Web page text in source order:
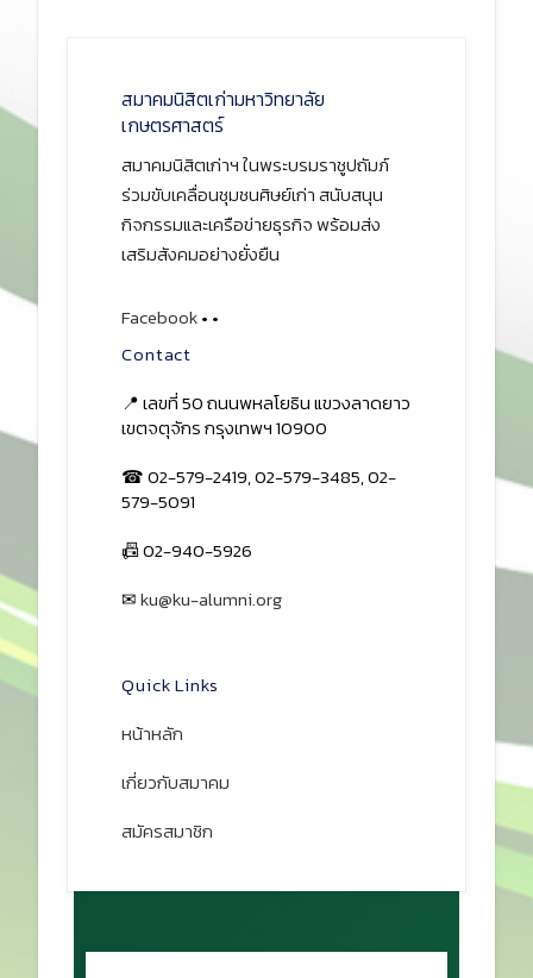
สมาคมนิสิตเก่ามหาวิทยาลัย
เกษตรศาสตร์
สมาคมนิสิตเก่าฯ ในพระบรมราชูปถัมภ์
ร่วมขับเคลื่อนชุมชนศิษย์เก่า สนับสนุน
กิจกรรมและเครือข่ายธุรกิจ พร้อมส่ง
เสริมสังคมอย่างยั่งยืน
Facebook• •
Contact
📍 เลขที่ 50 ถนนพหลโยธิน แขวงลาดยาว
เขตจตุจักร กรุงเทพฯ 10900
☎ 02-579-2419, 02-579-3485, 02-
579-5091
📠 02-940-5926
✉ku@ku-alumni.org
Quick Links
หน้าหลัก
เกี่ยวกับสมาคม
สมัครสมาชิก